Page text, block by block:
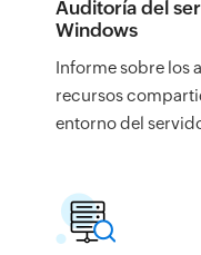
Auditoría del
Windows
Informe sobre los
recursos
entorno del